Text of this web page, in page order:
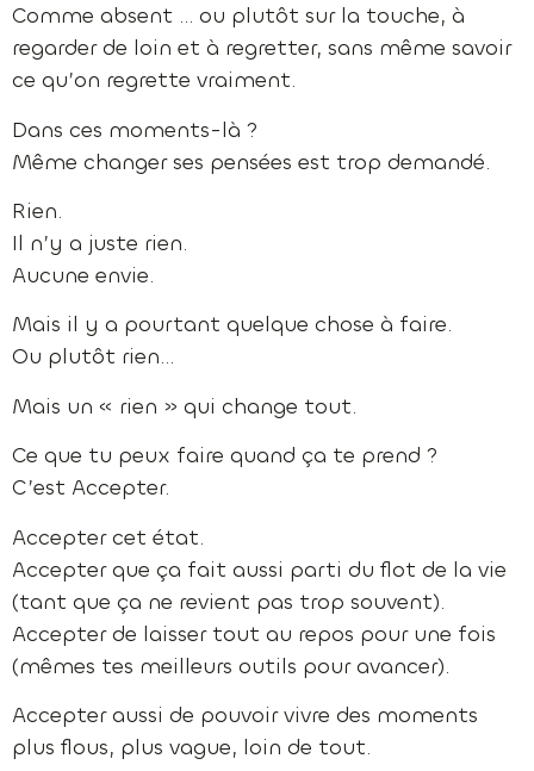
Comme absent … ou plutôt sur la touche, à
regarder de loin et à regretter, sans même savoir
ce qu’on regrette vraiment.
Dans ces moments-là ?
Même changer ses pensées est trop demandé.
Rien.
Il n’y a juste rien.
Aucune envie.
Mais il y a pourtant quelque chose à faire.
Ou plutôt rien…
Mais un « rien » qui change tout.
Ce que tu peux faire quand ça te prend ?
C’est Accepter.
Accepter cet état.
Accepter que ça fait aussi parti du flot de la vie
(tant que ça ne revient pas trop souvent).
Accepter de laisser tout au repos pour une fois
(mêmes tes meilleurs outils pour avancer).
Accepter aussi de pouvoir vivre des moments
plus flous, plus vague, loin de tout.